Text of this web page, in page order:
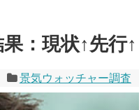
：現状↑先行↑
景気ウォッチャー調査